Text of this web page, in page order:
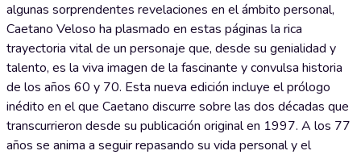
algunas sorprendentes revelaciones en el ámbito personal,
Caetano Veloso ha plasmado en estas páginas la rica
trayectoria vital de un personaje que, desde su genialidad y
talento, es la viva imagen de la fascinante y convulsa historia
de los años 60 y 70. Esta nueva edición incluye el prólogo
inédito en el que Caetano discurre sobre las dos décadas que
transcurrieron desde su publicación original en 1997. A los 77
años se anima a seguir repasando su vida personal y el